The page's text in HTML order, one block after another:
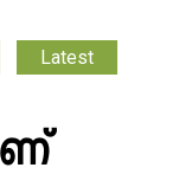
Latest